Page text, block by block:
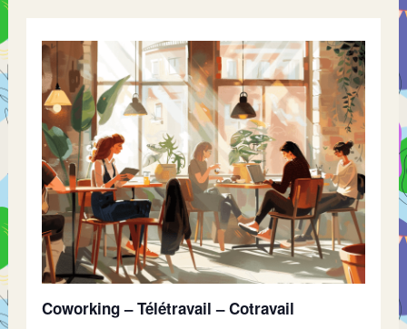
Coworking – Télétravail – Cotravail